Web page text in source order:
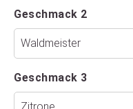
Geschmack 2
Geschmack 3